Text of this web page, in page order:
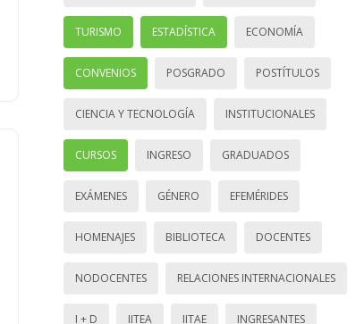
TURISMO ESTADÍSTICA ECONOMÍA
CONVENIOS POSGRADO POSTÍTULOS
CIENCIA Y TECNOLOGÍA INSTITUCIONALES
CURSOS INGRESO GRADUADOS
EXÁMENES GÉNERO EFEMÉRIDES
HOMENAJES BIBLIOTECA DOCENTES
NODOCENTES RELACIONES INTERNACIONALES
I + D IITEA IITAE INGRESANTES